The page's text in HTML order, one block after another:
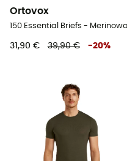
Ortovox
31,90 € 39,90 € -20%